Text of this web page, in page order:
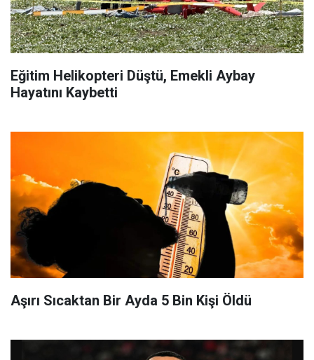
Eğitim Helikopteri Düştü, Emekli Aybay
Hayatını Kaybetti
Aşırı Sıcaktan Bir Ayda 5 Bin Kişi Öldü